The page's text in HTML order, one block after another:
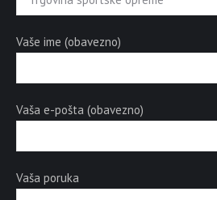
Vaše ime (obavezno)
Vaša e-pošta (obavezno)
Vaša poruka